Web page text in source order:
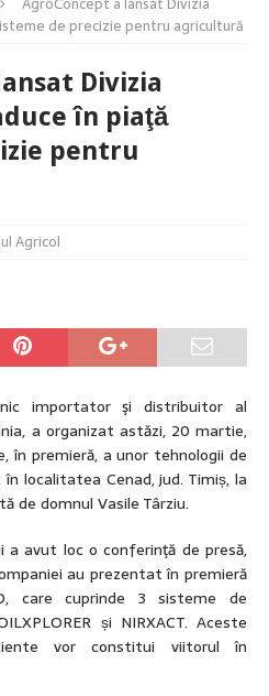
de precizie pentru agricultură
Divizia
în piaţă
pentru
Agricol
importator şi distribuitor al
a organizat astăzi, 20 martie,
în premieră, a unor tehnologii de
localitatea Cenad, jud. Timiș, la
de domnul Vasile Târziu.
a avut loc o conferinţă de presă,
au prezentat în premieră
care cuprinde 3 sisteme de
și NIRXACT. Aceste
vor constitui viitorul în